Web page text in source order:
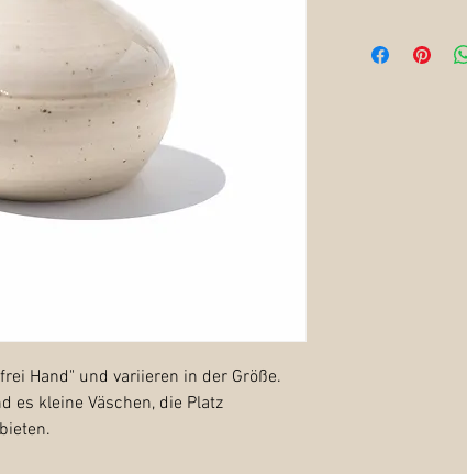
Hand" und variieren in der Größe.
es kleine Väschen, die Platz